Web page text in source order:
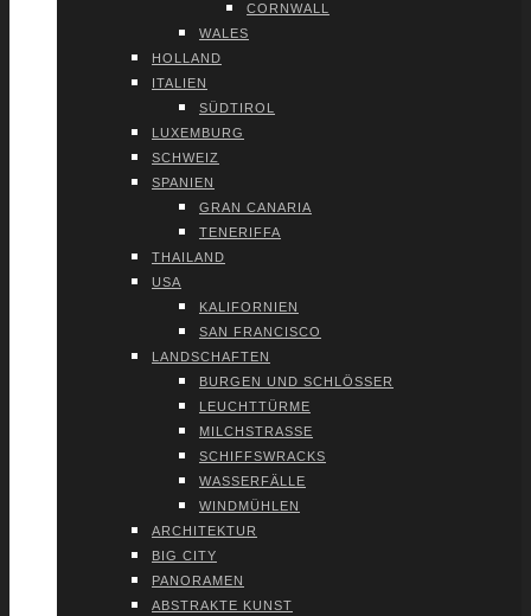
CORN­WALL
WALES
HOL­LAND
ITA­LI­EN
SÜD­TI­ROL
LUXEM­BURG
SCHWEIZ
SPA­NI­EN
GRAN CANA­RIA
TENE­RIF­FA
THAI­LAND
USA
KALI­FOR­NI­EN
SAN FRAN­CIS­CO
LAND­SCHAF­TEN
BUR­GEN UND SCHLÖS­SER
LEUCHT­TÜR­ME
MILCH­STRAS­SE
SCHIFFS­WRACKS
WAS­SER­FÄL­LE
WIND­MÜH­LEN
ARCHI­TEK­TUR
BIG CITY
PAN­ORA­MEN
ABS­TRAK­TE KUNST